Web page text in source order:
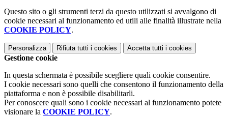
Questo sito o gli strumenti terzi da questo utilizzati si avvalgono di
cookie necessari al funzionamento ed utili alle finalità illustrate nella
COOKIE POLICY.
Personalizza Rifiuta tutti i cookies Accetta tutti i cookies
Gestione cookie
In questa schermata è possibile scegliere quali cookie consentire.
I cookie necessari sono quelli che consentono il funzionamento della
piattaforma e non è possibile disabilitarli.
Per conoscere quali sono i cookie necessari al funzionamento potete
visionare la COOKIE POLICY.